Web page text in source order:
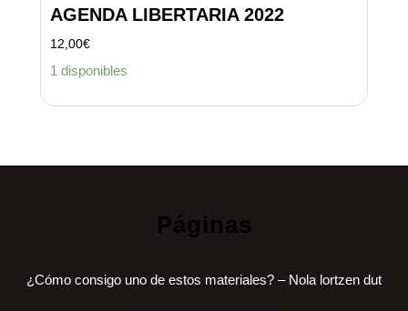
AGENDA LIBERTARIA 2022
12,00€
1 disponibles
Páginas
¿Cómo consigo uno de estos materiales? – Nola lortzen dut